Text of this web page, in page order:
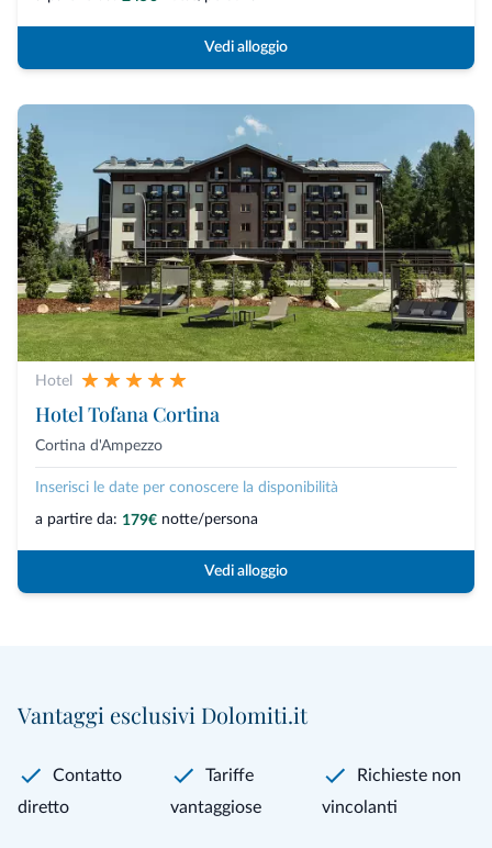
Vedi alloggio
Hotel
Hotel Tofana Cortina
Cortina d'Ampezzo
Inserisci le date per conoscere la disponibilità
a partire da: 179€ notte/persona
Vedi alloggio
Vantaggi esclusivi Dolomiti.it
Contatto
diretto
Tariffe
vantaggiose
Richieste non
vincolanti